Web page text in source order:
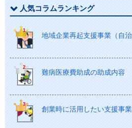
人気コラムランキング
地域企業再起支援事業（自治
難病医療費助成の助成内容
創業時に活用したい支援事